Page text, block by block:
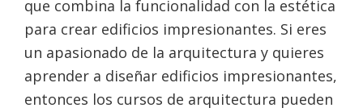
que combina la funcionalidad con la estética
para crear edificios impresionantes. Si eres
un apasionado de la arquitectura y quieres
aprender a diseñar edificios impresionantes,
entonces los cursos de arquitectura pueden